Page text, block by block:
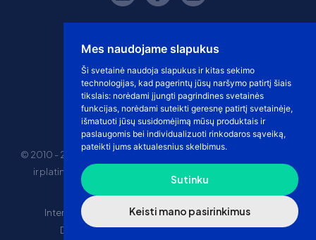
Mes naudojame slapukus
Ši svetainė naudoja slapukus ir kitas sekimo
technologijas, kad pagerintų jūsų naršymo patirtį šiais
tikslais: norėdami įjungti pagrindines svetainės
funkcijas, norėdami suteikti geresnę patirtį svetainėje,
išmatuoti jūsų susidomėjimą mūsų produktais ir
paslaugomis bei individualizuoti rinkodaros sąveiką,
pateikti jums aktualesnius skelbimus.
Sutinku
Keisti mano pasirinkimus
© 2010 - 2026 eshoprent prekinis ženklas saugomas. Kopijuoti
ir platinti svetainės turinį be sutikimo griežtai draudžiama.
Internetinė prekyba
El. parduotuvės nuomos kaina
Drophipping prekyba
Marketplace prekyba